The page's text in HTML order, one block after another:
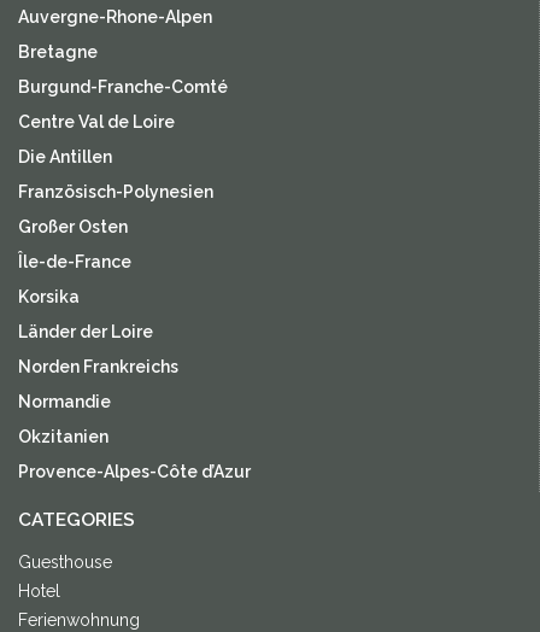
Auvergne-Rhone-Alpen
Bretagne
Burgund-Franche-Comté
Centre Val de Loire
Die Antillen
Französisch-Polynesien
Großer Osten
Île-de-France
Korsika
Länder der Loire
Norden Frankreichs
Normandie
Okzitanien
Provence-Alpes-Côte d’Azur
CATEGORIES
Guesthouse
Hotel
Ferienwohnung